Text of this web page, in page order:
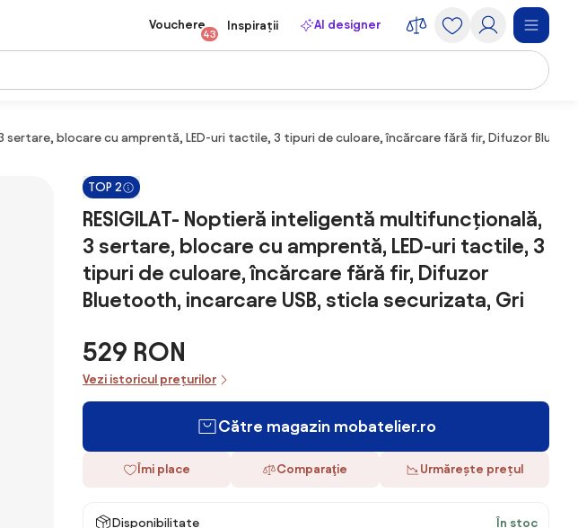
Vouchere
43
Inspirații AI designer
sertare, blocare cu amprentă, LED-uri tactile, 3 tipuri de culoare, încărcare fără fir, Difuzor
TOP 2
RESIGILAT- Noptieră inteligentă multifuncțională,
3 sertare, blocare cu amprentă, LED-uri tactile, 3
tipuri de culoare, încărcare fără fir, Difuzor
Bluetooth, incarcare USB, sticla securizata, Gri
529 RON
Vezi istoricul prețurilor
Către magazin mobatelier.ro
Îmi place Comparaţie Urmărește prețul
Disponibilitate În stoc